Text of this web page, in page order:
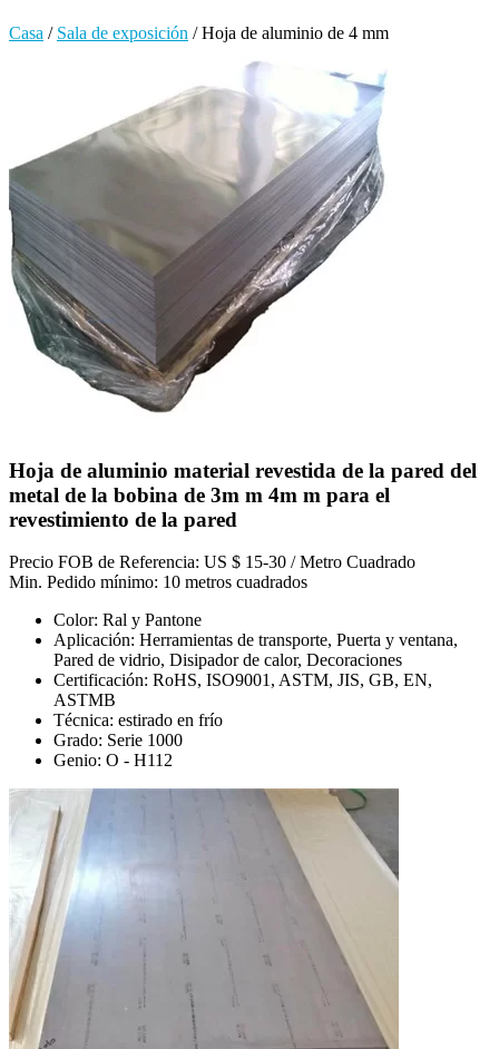
Casa / Sala de exposición /Hoja de aluminio de 4 mm
Hoja de aluminio material revestida de la pared del
metal de la bobina de 3m m 4m m para el
revestimiento de la pared
Precio FOB de Referencia: US $ 15-30 / Metro Cuadrado
Min. Pedido mínimo: 10 metros cuadrados
Color: Ral y Pantone
Aplicación: Herramientas de transporte, Puerta y ventana,
Pared de vidrio, Disipador de calor, Decoraciones
Certificación: RoHS, ISO9001, ASTM, JIS, GB, EN,
ASTMB
Técnica: estirado en frío
Grado: Serie 1000
Genio: O - H112